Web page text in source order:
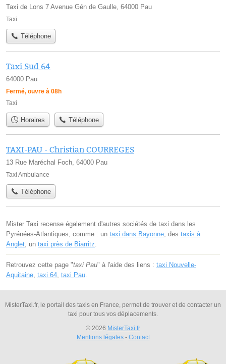
Taxi de Lons 7 Avenue Gén de Gaulle, 64000 Pau
Taxi
Téléphone
Taxi Sud 64
64000 Pau
Fermé, ouvre à 08h
Taxi
Horaires Téléphone
TAXI-PAU - Christian COURREGES
13 Rue Maréchal Foch, 64000 Pau
Taxi Ambulance
Téléphone
Mister Taxi recense également d'autres sociétés de taxi dans les
Pyrénées-Atlantiques, comme : un taxi dans Bayonne, des taxis à
Anglet, un taxi près de Biarritz.
Retrouvez cette page "taxi Pau" à l'aide des liens : taxi Nouvelle-
Aquitaine, taxi 64, taxi Pau.
MisterTaxi.fr, le portail des taxis en France, permet de trouver et de contacter un
taxi pour tous vos déplacements.
© 2026 MisterTaxi.fr
Mentions légales- Contact